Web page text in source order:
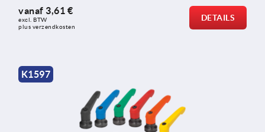
vanaf 3,61 €
excl. BTW
plus verzendkosten
DETAILS
K1597